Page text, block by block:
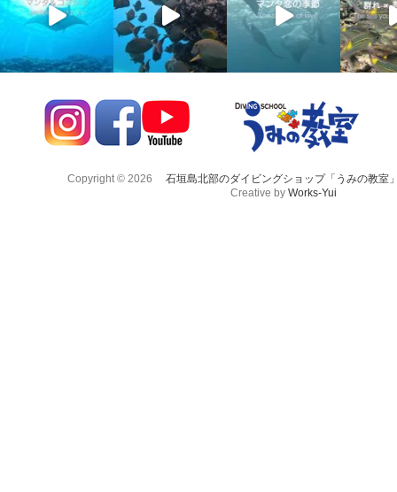
Copyright © 2026
石垣島北部のダイビングショップ「うみの教室
Creative by Works-Yui